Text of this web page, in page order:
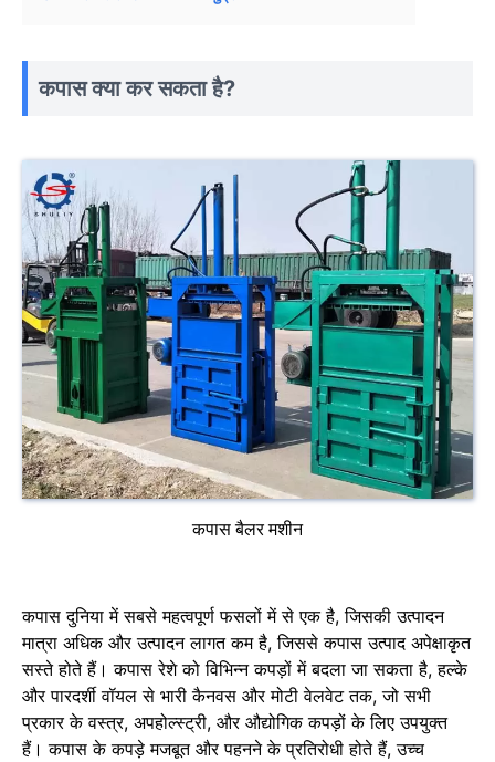
कपास क्या कर सकता है?
कपास बैलर मशीन
कपास दुनिया में सबसे महत्वपूर्ण फसलों में से एक है, जिसकी उत्पादन
मात्रा अधिक और उत्पादन लागत कम है, जिससे कपास उत्पाद अपेक्षाकृत
सस्ते होते हैं। कपास रेशे को विभिन्न कपड़ों में बदला जा सकता है, हल्के
और पारदर्शी वॉयल से भारी कैनवस और मोटी वेलवेट तक, जो सभी
प्रकार के वस्त्र, अपहोल्स्ट्री, और औद्योगिक कपड़ों के लिए उपयुक्त
हैं। कपास के कपड़े मजबूत और पहनने के प्रतिरोधी होते हैं, उच्च